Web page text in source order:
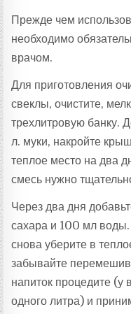
Прежде чем
необходимо
врачом.
Для приготовления
свеклы, очистите,
трехлитровую банку.
л. муки, накройте
теплое место на два
смесь нужно
Через два дня
сахара и 100 мл
снова уберите в
забывайте
напиток процедите (у
одного литра) и